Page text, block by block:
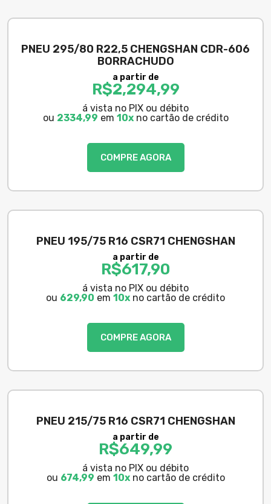
PNEU 295/80 R22,5 CHENGSHAN CDR-606
BORRACHUDO
a partir de
R$2,294,99
á vista no PIX ou débito
ou 2334,99 em 10xno cartão de crédito
COMPRE AGORA
PNEU 195/75 R16 CSR71 CHENGSHAN
a partir de
R$617,90
á vista no PIX ou débito
ou 629,90 em 10x no cartão de crédito
COMPRE AGORA
PNEU 215/75 R16 CSR71 CHENGSHAN
a partir de
R$649,99
á vista no PIX ou débito
ou 674,99 em 10xno cartão de crédito